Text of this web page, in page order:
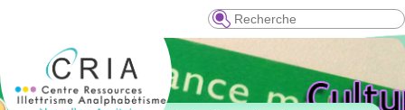
Recherche